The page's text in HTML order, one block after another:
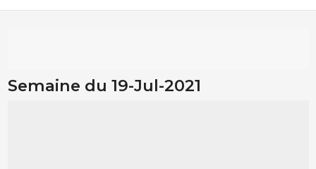
Semaine du 19-Jul-2021